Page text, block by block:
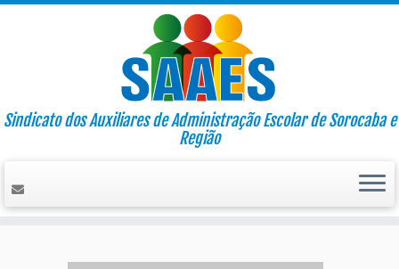
Sindicato dos Auxiliares de Administração Escolar de Sorocaba e
Região